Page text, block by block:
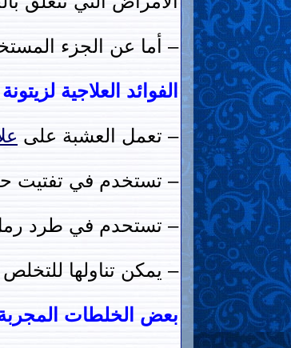
– أما عن الجزء
الفوائد العلاجية
– تعمل العشبة على
– تستخدم في تفتيت
– تستحدم في طرد
– يمكن تناولها
بعض الخلطات المجربة